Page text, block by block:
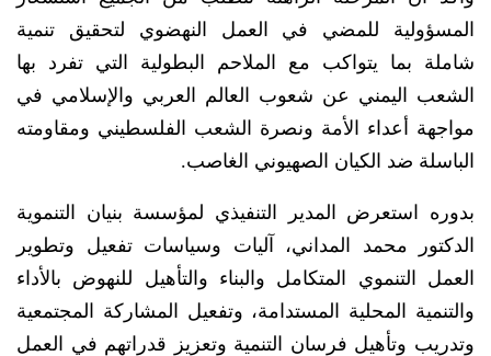
المسؤولية للمضي في العمل النهضوي لتحقيق تنمية
شاملة بما يتواكب مع الملاحم البطولية التي تفرد بها
الشعب اليمني عن شعوب العالم العربي والإسلامي في
مواجهة أعداء الأمة ونصرة الشعب الفلسطيني ومقاومته
الباسلة ضد الكيان الصهيوني الغاصب.
بدوره استعرض المدير التنفيذي لمؤسسة بنيان التنموية
الدكتور محمد المداني، آليات وسياسات تفعيل وتطوير
العمل التنموي المتكامل والبناء والتأهيل للنهوض بالأداء
والتنمية المحلية المستدامة، وتفعيل المشاركة المجتمعية
وتدريب وتأهيل فرسان التنمية وتعزيز قدراتهم في العمل